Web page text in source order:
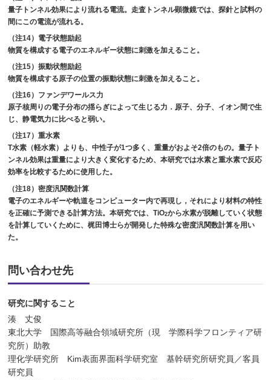
量子トンネル効果により流れる電流。走査トンネル顕微鏡では、探針と試料の
間にこの電流が流れる。
（注14）電子状態励起
物質を構成する電子のエネルギー状態に刺激を加えること。
（注15）振動状態励起
物質を構成する原子の位置の振動状態に刺激を加えること。
（注16）ファンデワールス力
原子核周りの電子分布の揺らぎによって生じる力．原子、分子、イオン間で生
じ、静電気力に比べると弱い。
（注17）重水素
T水素（軽水素）よりも、中性子が1つ多く、重量がおよそ2倍のもの。量子ト
ンネル効果は重量により大きく変化するため、本研究では水素と重水素で反応
効率を比較するために使用した。
（注18）密度汎関数計算
電子のエネルギーや軌道をコンピューター内で再現し，それにより材料の特性
を正確に予測できる計算方法。本研究では、TiO2から水素が脱離していく状態
を計算していくために、梶田博士らが開発した特殊な密度汎関数計算を用い
た。
問い合わせ先
研究に関すること
湊 丈俊
東北大学 国際高等融合領域研究所（現 学際科学フロンティア研
究所）助教
理化学研究所 Kim表面界面科学研究室 基幹研究所研究員／客員
研究員